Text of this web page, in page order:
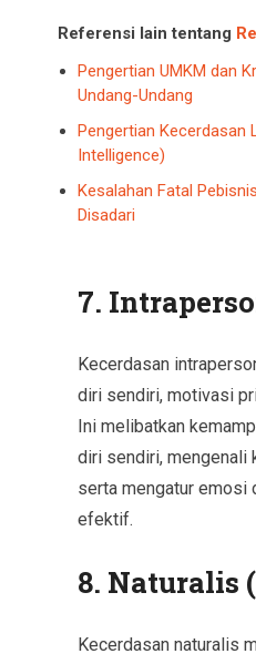
Referensi lain tentang
Pengertian UMKM dan
Undang-Undang
Pengertian Kecerdasan
Intelligence)
Kesalahan Fatal
Disadari
7.
Kecerdasan
diri sendiri, motivasi
Ini melibatkan
diri sendiri, mengenali
serta mengatur emosi
efektif.
8. Naturalis
Kecerdasan naturalis